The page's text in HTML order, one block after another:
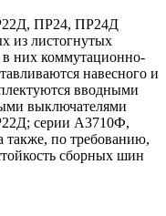
ПР24, ПР24Д
из листогнутых
них коммутационно-
навесного и
вводными
выключателями
серии А3710Ф,
по требованию,
сборных шин